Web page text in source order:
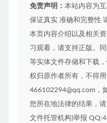
免责声明： 本站内容为
保证真实 准确和完整性
本页内容介绍以及相关
习观看，请支持正版。
等实体文件存储和下载
权归原作者所有，不得
466102294@qq.com，
您所在地法律的结果，
文件托管机构)举报